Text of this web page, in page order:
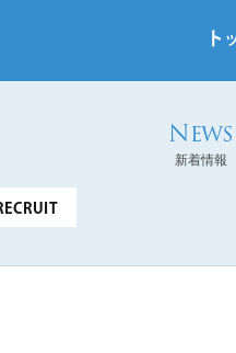
ト
新着情報